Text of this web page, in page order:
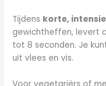
Tijdens korte,
gewichtheffen, levert
tot 8 seconden. Je
uit vlees en vis.